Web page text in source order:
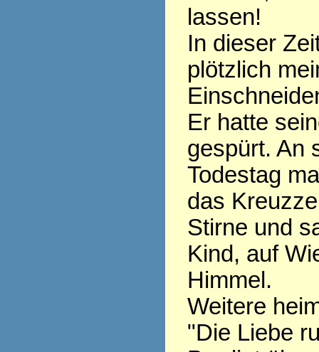
lassen!
In dieser
plötzlich
Er hatte
gespürt. An
Todestag
das
Stirne und
Kind, auf
Himmel.
Weitere
"Die Liebe